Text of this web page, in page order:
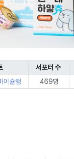
서포터 수
이슐랭 469명